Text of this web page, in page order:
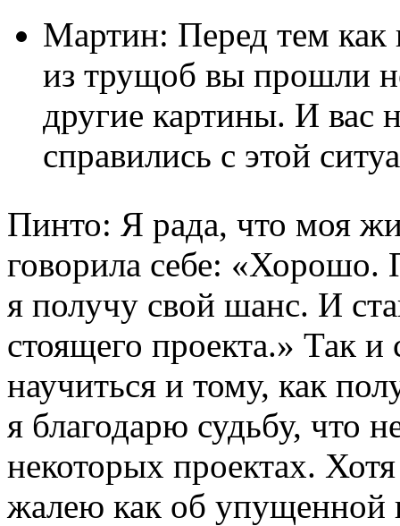
Мартин: Перед тем как
из трущоб вы прошли
другие картины. И вас
справились с этой
Пинто: Я рада, что моя
говорила себе: «Хорошо.
я получу свой шанс. И
стоящего проекта.» Так
научиться и тому, как
я благодарю судьбу, что
некоторых проектах.
жалею как об упущенной